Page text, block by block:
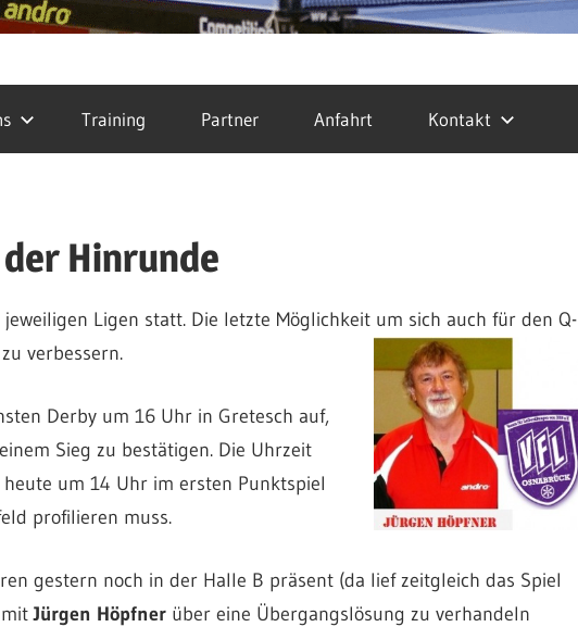
Training Partner Anfahrt Kontakt
Hinrunde
Ligen statt. Die letzte Möglichkeit um sich auch für den Q-
verbessern.
Derby um 16 Uhr in Gretesch auf,
Sieg zu bestätigen. Die Uhrzeit
um 14 Uhr im ersten Punktspiel
profilieren muss.
gestern noch in der Halle B präsent (da lief zeitgleich das Spiel
mitJürgen Höpfnerüber eine Übergangslösung zu verhandeln